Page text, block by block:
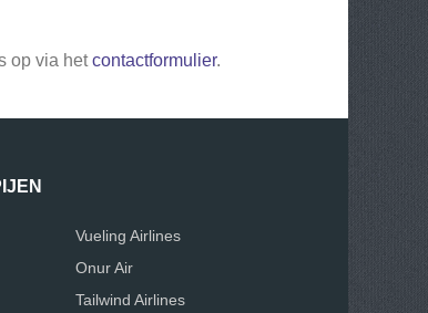
op via hetcontactformulier.
Vueling Airlines
Onur Air
Tailwind Airlines